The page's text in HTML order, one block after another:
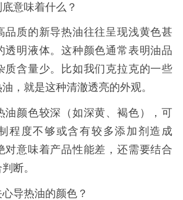
意味着什么？
品质的新导热油往往呈现浅黄色甚
透明液体。这种颜色通常表明油品
质含量少。比如我们克拉克的一些
，就是这种清澈透亮的外观。
油颜色较深（如深黄、褐色），可
程度不够或含有较多添加剂造成
对意味着产品性能差，还需要结合
断。
导热油的颜色？